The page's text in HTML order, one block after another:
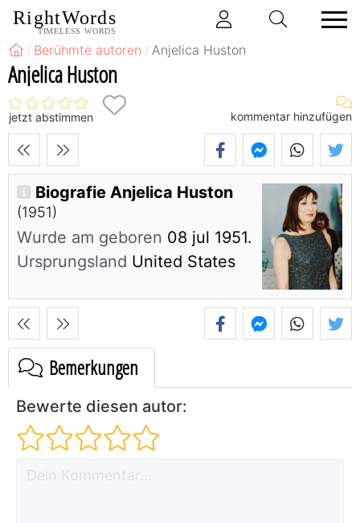
RightWords
TIMELESS WORDS
Berühmte autoren Anjelica Huston
Anjelica Huston
jetzt abstimmen kommentar hinzufügen
Biografie Anjelica Huston
(1951)
Wurde am geboren 08 jul 1951.
Ursprungsland United States
Bemerkungen
Bewerte diesen autor: